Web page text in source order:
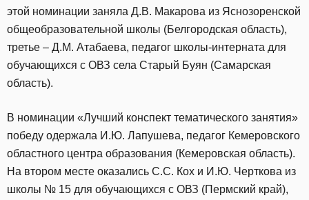
этой номинации заняла Д.В. Макарова из Яснозоренской
общеобразовательной школы (Белгородская область),
третье – Д.М. Атабаева, педагог школы-интерната для
обучающихся с ОВЗ села Старый Буян (Самарская
область).
В номинации «Лучший конспект тематического занятия»
победу одержала И.Ю. Лапушева, педагог Кемеровского
областного центра образования (Кемеровская область).
На втором месте оказались С.С. Кох и И.Ю. Черткова из
школы № 15 для обучающихся с ОВЗ (Пермский край),